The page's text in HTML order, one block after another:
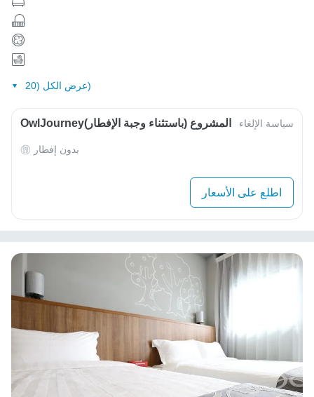
عرض الكل (20)
OwlJourneyالمشروع (باستثناء وجبة الإفطار) سياسة الإلغاء
بدون إفطار
اطلع على الأسعار